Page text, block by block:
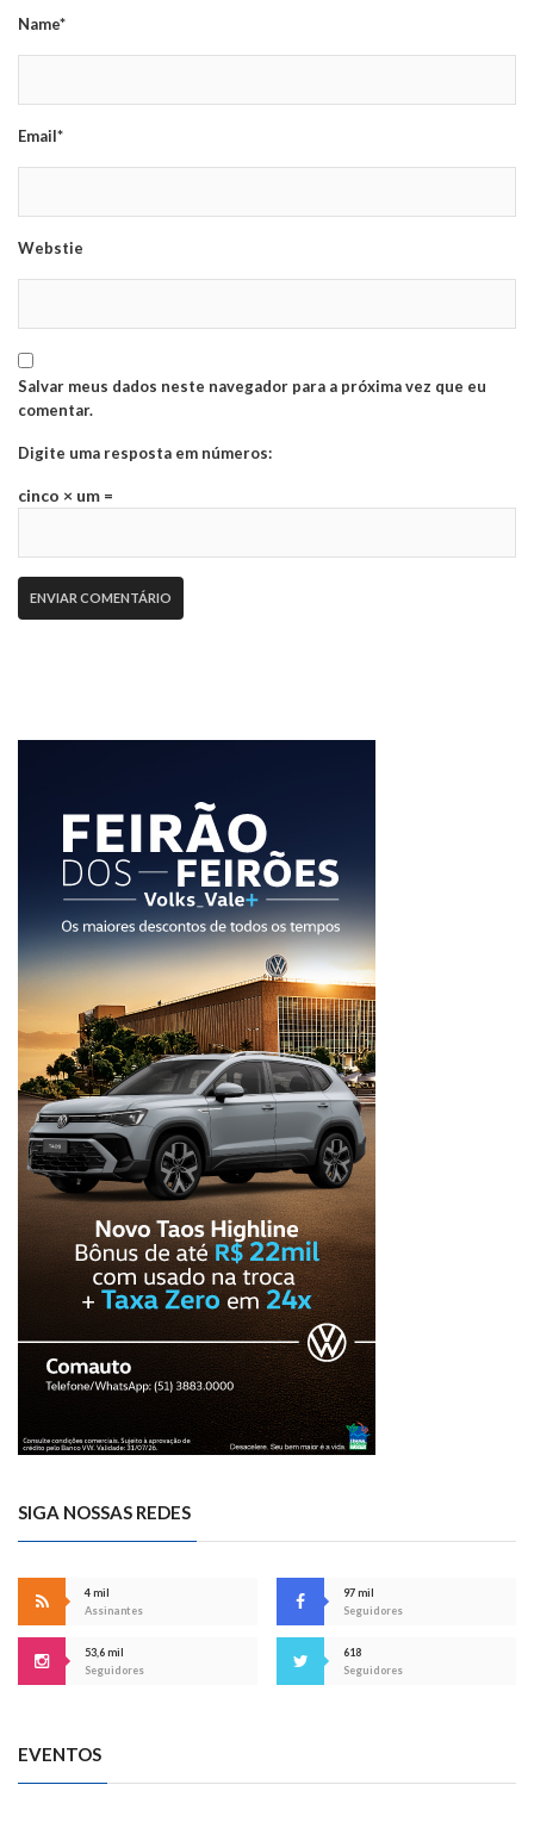
Name*
Email*
Webstie
Salvar meus dados neste navegador para a próxima vez que eu
comentar.
Digite uma resposta em números:
cinco × um =
SIGA NOSSAS REDES
4 mil
Assinantes
97 mil
Seguidores
53,6 mil
Seguidores
618
Seguidores
EVENTOS